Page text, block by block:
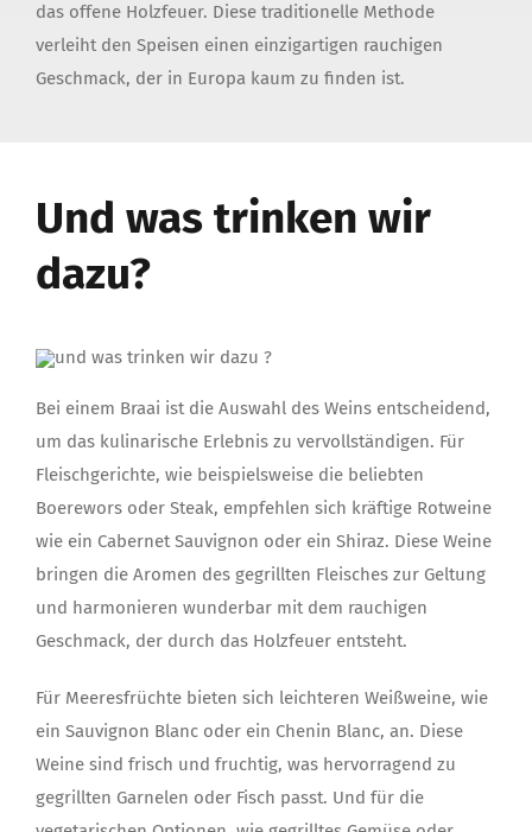
das offene Holzfeuer. Diese traditionelle Methode
verleiht den Speisen einen einzigartigen rauchigen
Geschmack, der in Europa kaum zu finden ist.
Und was trinken wir
dazu?
Bei einem Braai ist die Auswahl des Weins entscheidend,
um das kulinarische Erlebnis zu vervollständigen. Für
Fleischgerichte, wie beispielsweise die beliebten
Boerewors oder Steak, empfehlen sich kräftige Rotweine
wie ein Cabernet Sauvignon oder ein Shiraz. Diese Weine
bringen die Aromen des gegrillten Fleisches zur Geltung
und harmonieren wunderbar mit dem rauchigen
Geschmack, der durch das Holzfeuer entsteht.
Für Meeresfrüchte bieten sich leichteren Weißweine, wie
ein Sauvignon Blanc oder ein Chenin Blanc, an. Diese
Weine sind frisch und fruchtig, was hervorragend zu
gegrillten Garnelen oder Fisch passt. Und für die